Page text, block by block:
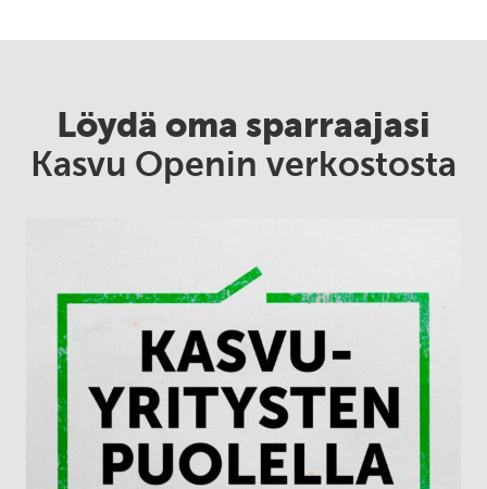
Löydä oma sparraajasi
Kasvu Openin verkostosta